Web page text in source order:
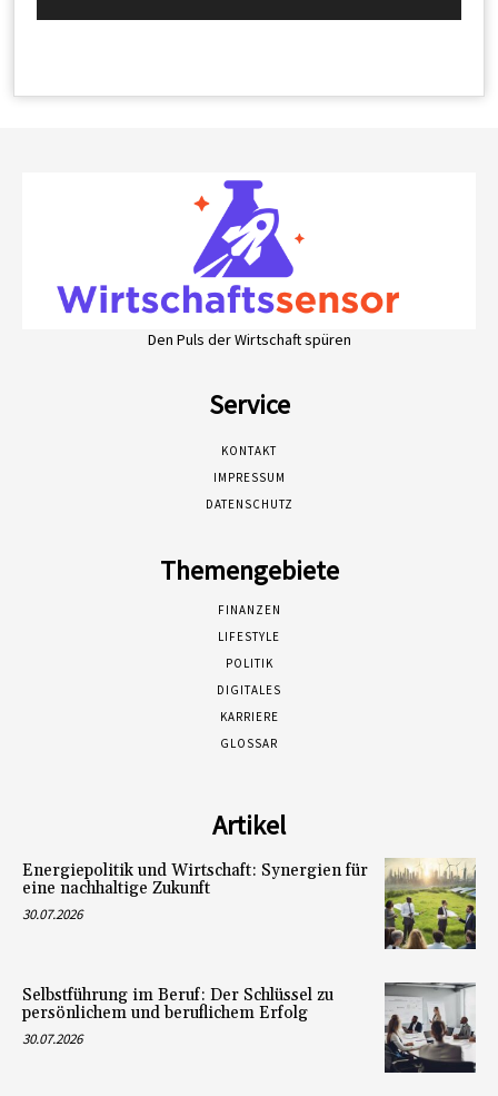
Den Puls der Wirtschaft spüren
Service
KONTAKT
IMPRESSUM
DATENSCHUTZ
Themengebiete
FINANZEN
LIFESTYLE
POLITIK
DIGITALES
KARRIERE
GLOSSAR
Artikel
Energiepolitik und Wirtschaft: Synergien für
eine nachhaltige Zukunft
30.07.2026
Selbstführung im Beruf: Der Schlüssel zu
persönlichem und beruflichem Erfolg
30.07.2026